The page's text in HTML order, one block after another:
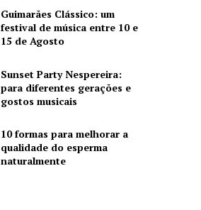
Guimarães Clássico: um
festival de música entre 10 e
15 de Agosto
Sunset Party Nespereira:
para diferentes gerações e
gostos musicais
10 formas para melhorar a
qualidade do esperma
naturalmente